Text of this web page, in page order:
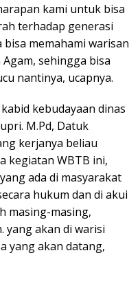
kami untuk bisa
terhadap generasi
memahami warisan
sehingga bisa
nantinya, ucapnya.
kebudayaan dinas
M.Pd, Datuk
kerjanya beliau
kegiatan WBTB ini,
ada di masyarakat
hukum dan di akui
masing-masing,
yang akan di warisi
yang akan datang,